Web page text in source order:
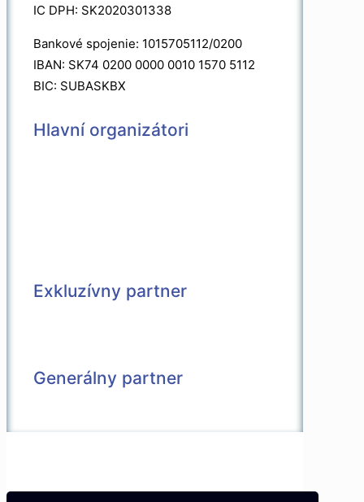
IC DPH: SK2020301338
Bankové spojenie: 1015705112/0200
IBAN: SK74 0200 0000 0010 1570 5112
BIC: SUBASKBX
Hlavní organizátori
Exkluzívny partner
Generálny partner